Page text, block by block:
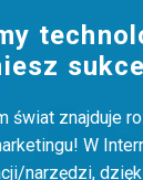
świat znajduje
W
narzędzi,